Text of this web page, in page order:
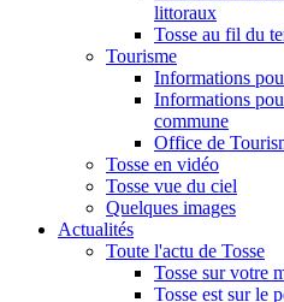
littoraux
Tosse au fil du
Tourisme
Informations
Informations
commune
Office de
Tosse en vidéo
Tosse vue du ciel
Quelques images
Actualités
Toute l'actu de Tosse
Tosse sur votre
Tosse est sur le